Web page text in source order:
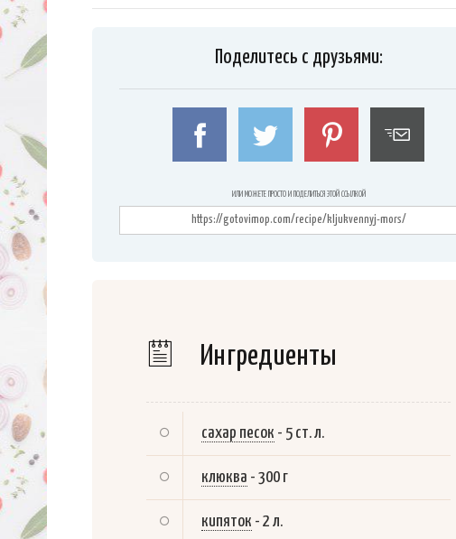
Поделитесь с друзьями:
ИЛИ МОЖЕТЕ ПРОСТО И ПОДЕЛИТЬСЯ ЭТОЙ ССЫЛКОЙ
Ингредиенты
сахар песок - 5 ст. л.
клюква - 300 г
кипяток - 2 л.